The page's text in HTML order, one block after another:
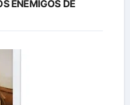
ENEMIGOS DE